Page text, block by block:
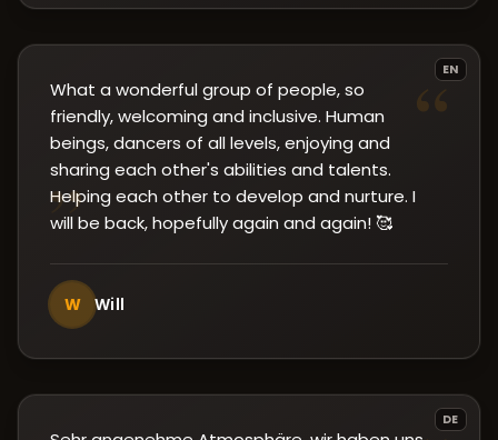
EN
“
”
What a wonderful group of people, so
friendly, welcoming and inclusive. Human
beings, dancers of all levels, enjoying and
sharing each other's abilities and talents.
Helping each other to develop and nurture. I
will be back, hopefully again and again! 🥰
W Will
DE